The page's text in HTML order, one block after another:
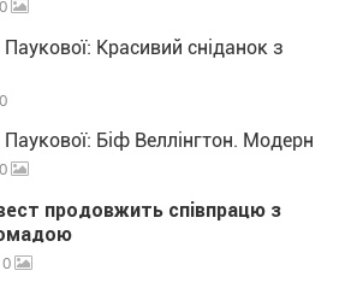
0
Красивий сніданок з
0
Паукової: Біф Веллінгтон. Модерн
0
продовжить співпрацю з
0